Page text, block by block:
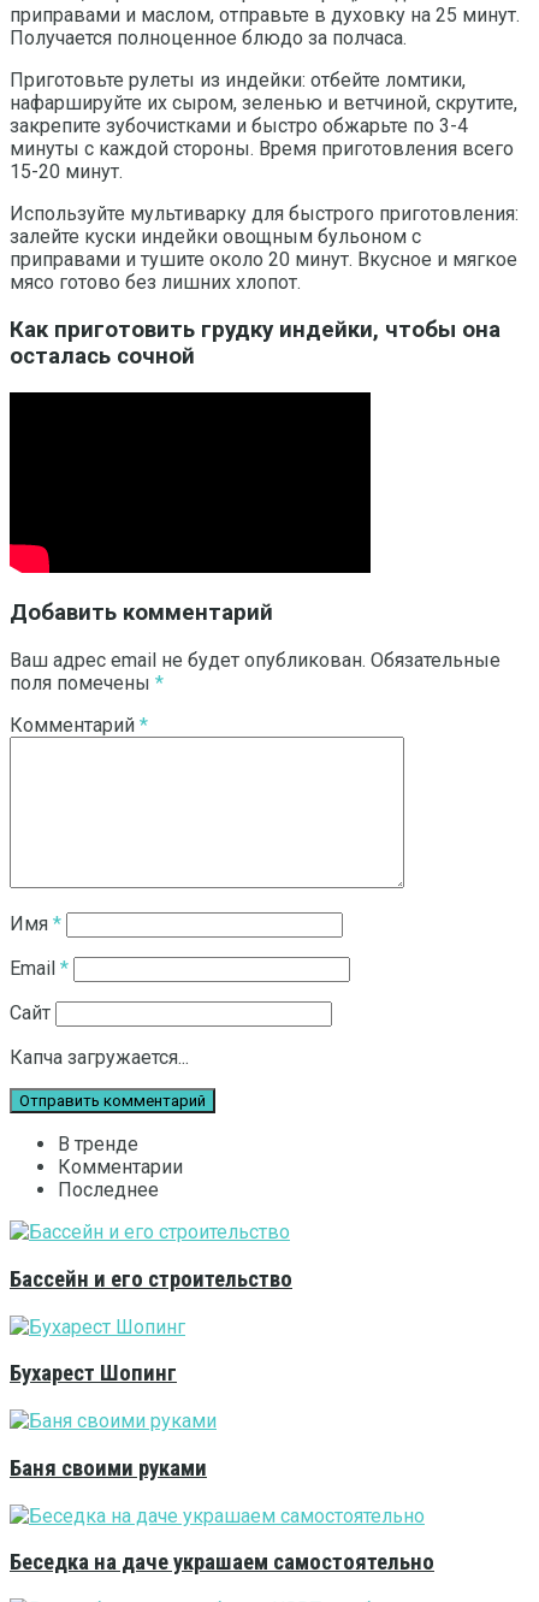
приправами и маслом, отправьте в духовку на 25 минут.
Получается полноценное блюдо за полчаса.
Приготовьте рулеты из индейки: отбейте ломтики,
нафаршируйте их сыром, зеленью и ветчиной, скрутите,
закрепите зубочистками и быстро обжарьте по 3-4
минуты с каждой стороны. Время приготовления всего
15-20 минут.
Используйте мультиварку для быстрого приготовления:
залейте куски индейки овощным бульоном с
приправами и тушите около 20 минут. Вкусное и мягкое
мясо готово без лишних хлопот.
Как приготовить грудку индейки, чтобы она
осталась сочной
Добавить комментарий
Ваш адрес email не будет опубликован. Обязательные
поля помечены *
Комментарий *
Имя *
Email *
Сайт
Капча загружается...
В тренде
Комментарии
Последнее
Бассейн и его строительство
Бухарест Шопинг
Баня своими руками
Беседка на даче украшаем самостоятельно